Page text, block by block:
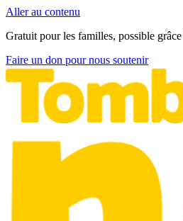
Aller au contenu
Gratuit pour les familles, possible
Faire un don pour nous soutenir